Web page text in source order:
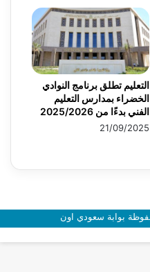
التعليم تطلق برنامج النوادي
الخضراء بمدارس التعليم
الفني بدءًا من 2025/2026
21/09/2025